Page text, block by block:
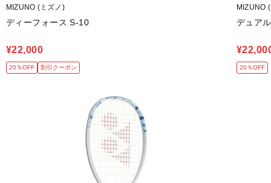
MIZUNO (ミズノ)
ディーフォース S-10
¥22,000
20％OFF 割引クーポン
MIZUNO
デュア
20％OFF